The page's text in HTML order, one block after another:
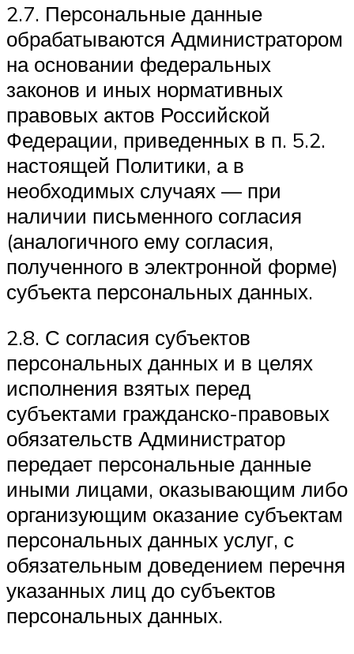
2.7. Персональные данные
обрабатываются Администратором
на основании федеральных
законов и иных нормативных
правовых актов Российской
Федерации, приведенных в п. 5.2.
настоящей Политики, а в
необходимых случаях — при
наличии письменного согласия
(аналогичного ему согласия,
полученного в электронной форме)
субъекта персональных данных.
2.8. С согласия субъектов
персональных данных и в целях
исполнения взятых перед
субъектами гражданско-правовых
обязательств Администратор
передает персональные данные
иными лицами, оказывающим либо
организующим оказание субъектам
персональных данных услуг, с
обязательным доведением перечня
указанных лиц до субъектов
персональных данных.